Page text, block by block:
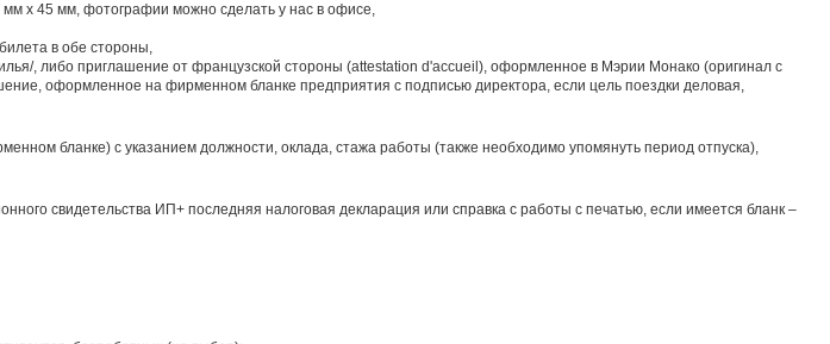
x 45 мм, фотографии можно сделать у нас в офисе,
в обе стороны,
, либо приглашение от французской стороны (attestation d'accueil), оформленное в Мэрии Монако (оригинал с
оформленное на фирменном бланке предприятия с подписью директора, если цель поездки деловая,
бланке) с указанием должности, оклада, стажа работы (также необходимо упомянуть период отпуска),
свидетельства ИП+ последняя налоговая декларация или справка с работы с печатью, если имеется бланк –